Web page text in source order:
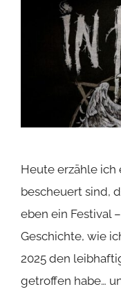
Heute erzähle ich
bescheuert sind,
eben ein Festival
Geschichte, wie
2025 den
getroffen habe…